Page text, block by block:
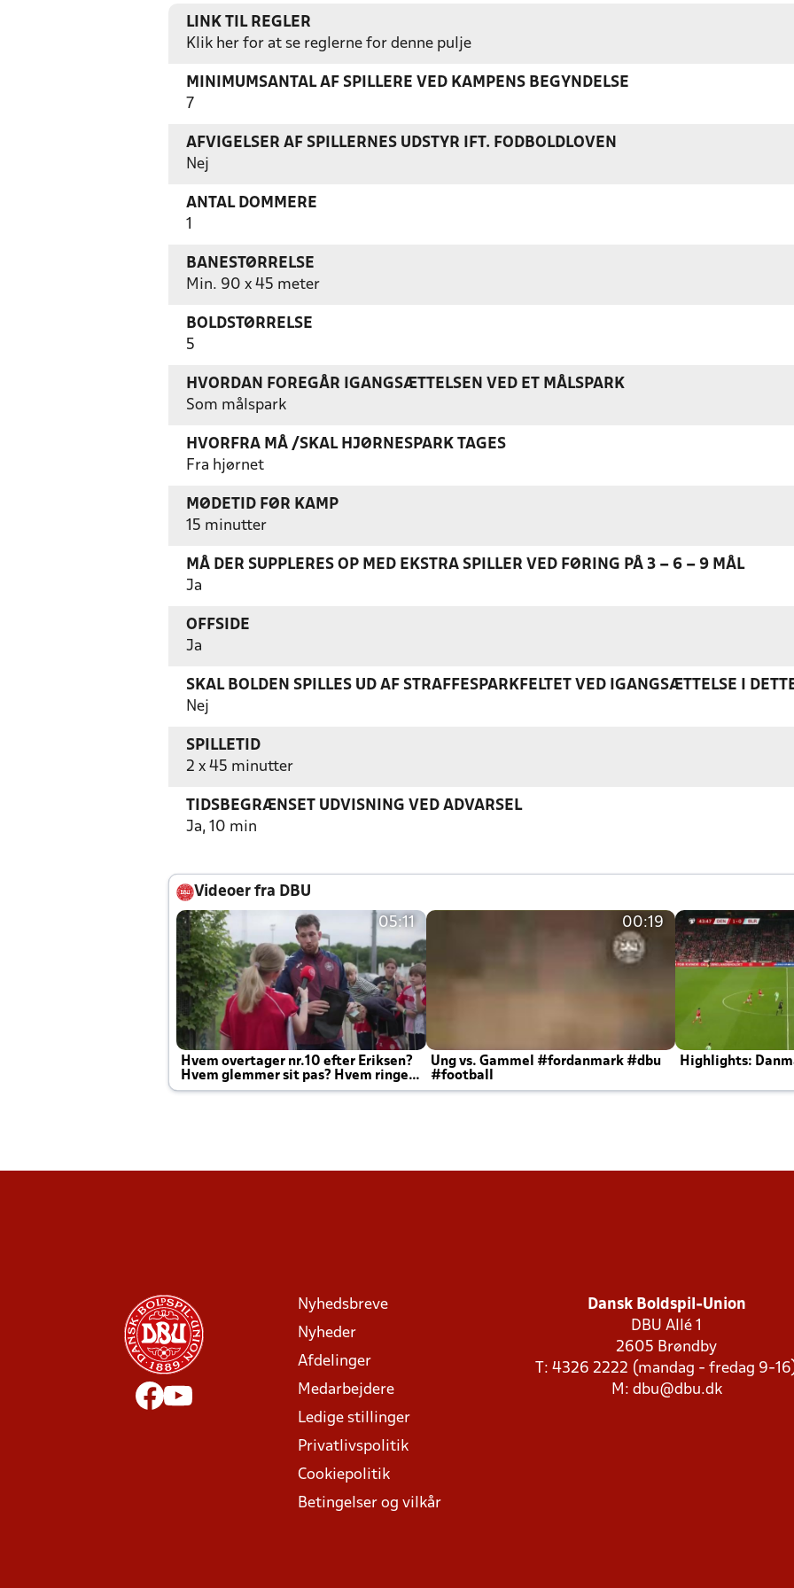
LINK TIL REGLER
Klik her for at se reglerne for denne pulje
MINIMUMSANTAL AF SPILLERE VED KAMPENS BEGYNDELSE
7
AFVIGELSER AF SPILLERNES UDSTYR IFT. FODBOLDLOVEN
Nej
ANTAL DOMMERE
1
BANESTØRRELSE
Min. 90 x 45 meter
BOLDSTØRRELSE
5
HVORDAN FOREGÅR IGANGSÆTTELSEN VED ET MÅLSPARK
Som målspark
HVORFRA MÅ /SKAL HJØRNESPARK TAGES
Fra hjørnet
MØDETID FØR KAMP
15 minutter
MÅ DER SUPPLERES OP MED EKSTRA SPILLER VED FØRING PÅ 3 – 6 – 9 MÅL
Ja
OFFSIDE
Ja
SKAL BOLDEN SPILLES UD AF STRAFFESPARKFELTET VED IGANGSÆTTELSE I
Nej
SPILLETID
2 x 45 minutter
TIDSBEGRÆNSET UDVISNING VED ADVARSEL
Ja, 10 min
Videoer fra DBU
05:11
Hvem overtager nr.10 efter Eriksen?
Hvem glemmer sit pas? Hvem ringer
Joachim altid til efter kampe?
00:19
Ung vs. Gammel #fordanmark #dbu
#football
Highlights:
Nyhedsbreve
Nyheder
Afdelinger
Medarbejdere
Ledige stillinger
Privatlivspolitik
Cookiepolitik
Betingelser og vilkår
Dansk Boldspil-Union
DBU Allé 1
2605 Brøndby
T: 4326 2222 (mandag - fredag 9-
M: dbu@dbu.dk